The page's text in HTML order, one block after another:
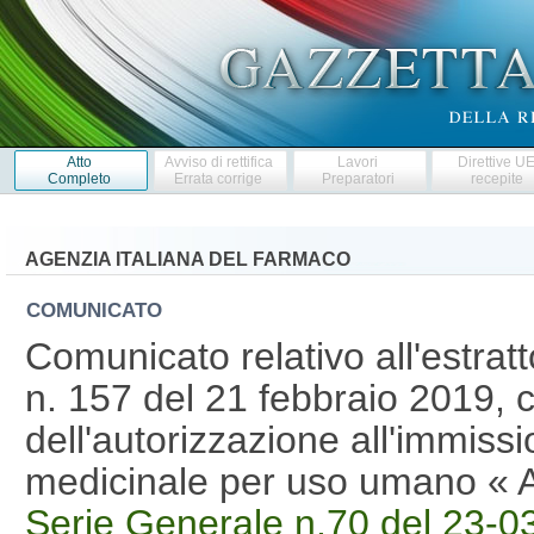
Atto
Completo
Avviso di rettifica
Errata corrige
Lavori
Preparatori
Direttive
recepite
AGENZIA ITALIANA DEL FARMACO
COMUNICATO
Comunicato relativo
n. 157 del 21 febbraio 2019,
dell'autorizzazione
medicinale per uso umano «
Serie Generale n.70 del 23-